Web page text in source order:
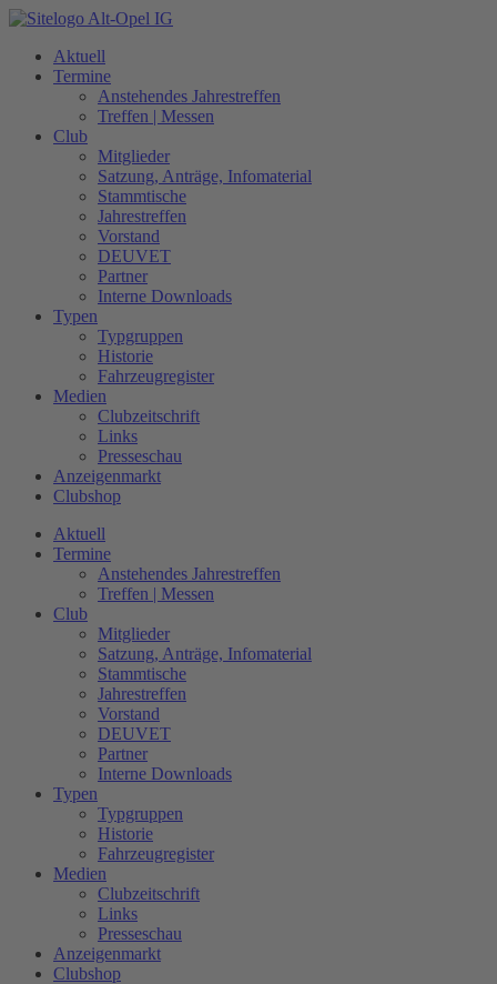
Zum
springenAktuell
Termine
Anstehendes Jahrestreffen
Treffen | Messen
Club
Mitglieder
Satzung, Anträge, Infomaterial
Stammtische
Jahrestreffen
Vorstand
DEUVET
Partner
Interne Downloads
Typen
Typgruppen
Historie
Fahrzeugregister
Medien
Clubzeitschrift
Links
Presseschau
Anzeigenmarkt
Clubshop
Aktuell
Termine
Anstehendes Jahrestreffen
Treffen | Messen
Club
Mitglieder
Satzung, Anträge, Infomaterial
Stammtische
Jahrestreffen
Vorstand
DEUVET
Partner
Interne Downloads
Typen
Typgruppen
Historie
Fahrzeugregister
Medien
Clubzeitschrift
Links
Presseschau
Anzeigenmarkt
Clubshop